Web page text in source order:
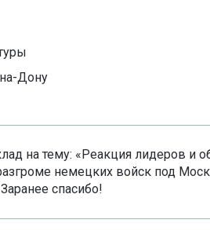
Дону
на тему: «Реакция лидеров и
немецких войск под
спасибо!